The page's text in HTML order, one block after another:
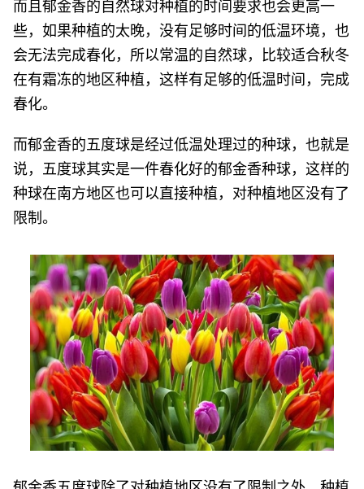
而且郁金香的自然球对种植的时间要求也会更高一
些，如果种植的太晚，没有足够时间的低温环境，也
会无法完成春化，所以常温的自然球，比较适合秋冬
在有霜冻的地区种植，这样有足够的低温时间，完成
春化。
而郁金香的五度球是经过低温处理过的种球，也就是
说，五度球其实是一件春化好的郁金香种球，这样的
种球在南方地区也可以直接种植，对种植地区没有了
限制。